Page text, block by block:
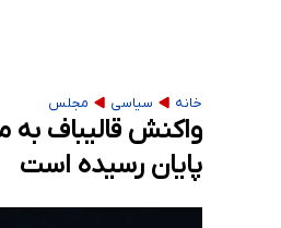
خانه سیاسی مجلس
واکنش قالیباف به
پایان رسیده است